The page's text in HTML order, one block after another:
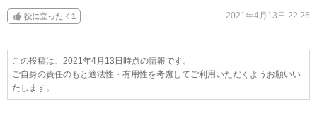
役に立った 1 2021年4月13日 22:26
この投稿は、2021年4月13日時点の情報です。
ご自身の責任のもと適法性・有用性を考慮してご利用いただくようお願いい
たします。